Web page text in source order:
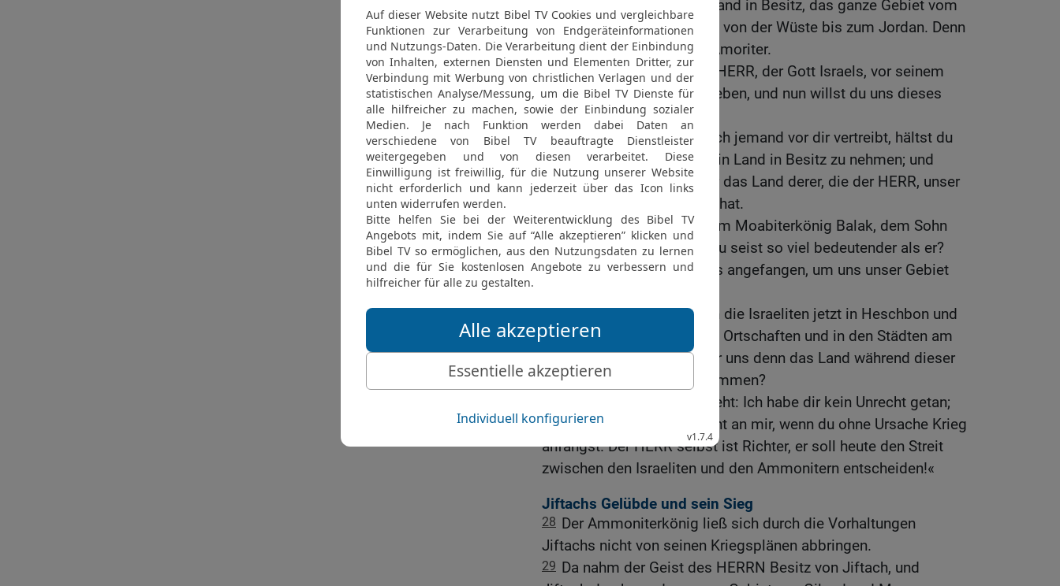
Amoriter und nahmen ihr Land in Besitz, das ganze Gebiet vom
Arnon bis zum Jabbok und von der Wüste bis zum Jordan. Denn
dort wohnten damals die Amoriter.
23 So hat sie nun also der HERR, der Gott Israels, vor seinem
Volk aus ihrem Land vertrieben, und nun willst du uns dieses
Land streitig machen?
24 Wenn dein Gott Kemosch jemand vor dir vertreibt, hältst du
es für dein gutes Recht, sein Land in Besitz zu nehmen; und
genauso beanspruchen wir das Land derer, die der HERR, unser
Gott, vor uns ausgetrieben hat.
25 Nimm dir ein Beispiel am Moabiterkönig Balak, dem Sohn
Zippors. Oder meinst du, du seist so viel bedeutender als er?
Hat er jemals Krieg mit uns angefangen, um uns unser Gebiet
26 Seit 300 Jahren wohnen die Israeliten jetzt in Heschbon und
Aroër und den zugehörigen Ortschaften und in den Städten am
Arnonfluss. Warum habt ihr uns denn das Land während dieser
langen Zeit nicht weggenommen?
Was meine Person angeht: Ich habe dir kein Unrecht getan;
aber du begehst ein Unrecht an mir, wenn du ohne Ursache Krieg
anfängst. Der HERR selbst ist Richter, er soll heute den Streit
zwischen den Israeliten und den Ammonitern entscheiden!«
Jiftachs Gelübde und sein Sieg
28 Der Ammoniterkönig ließ sich durch die Vorhaltungen
Jiftachs nicht von seinen Kriegsplänen abbringen.
29 Da nahm der Geist des HERRN Besitz von Jiftach, und